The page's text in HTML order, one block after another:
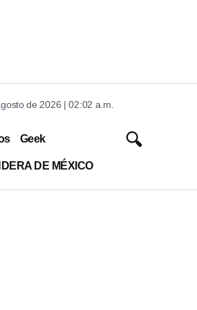
de 2026 | 02:02 a.m.
Geek
DE MÉXICO